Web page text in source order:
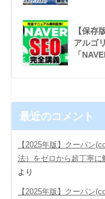
【保存
アルゴ
「
最近のコメント
【2025年版】クーパン
法）をゼロから超丁寧に
より
【2025年版】クーパン